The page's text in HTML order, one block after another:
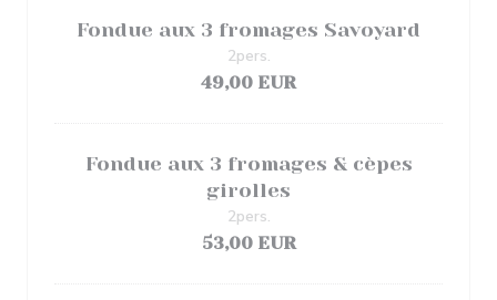
Fondue aux 3 fromages Savoyard
49,00 EUR
2pers.
Fondue aux 3 fromages & cèpes
girolles
53,00 EUR
2pers.